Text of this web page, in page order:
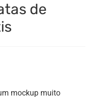
de
mockup muito